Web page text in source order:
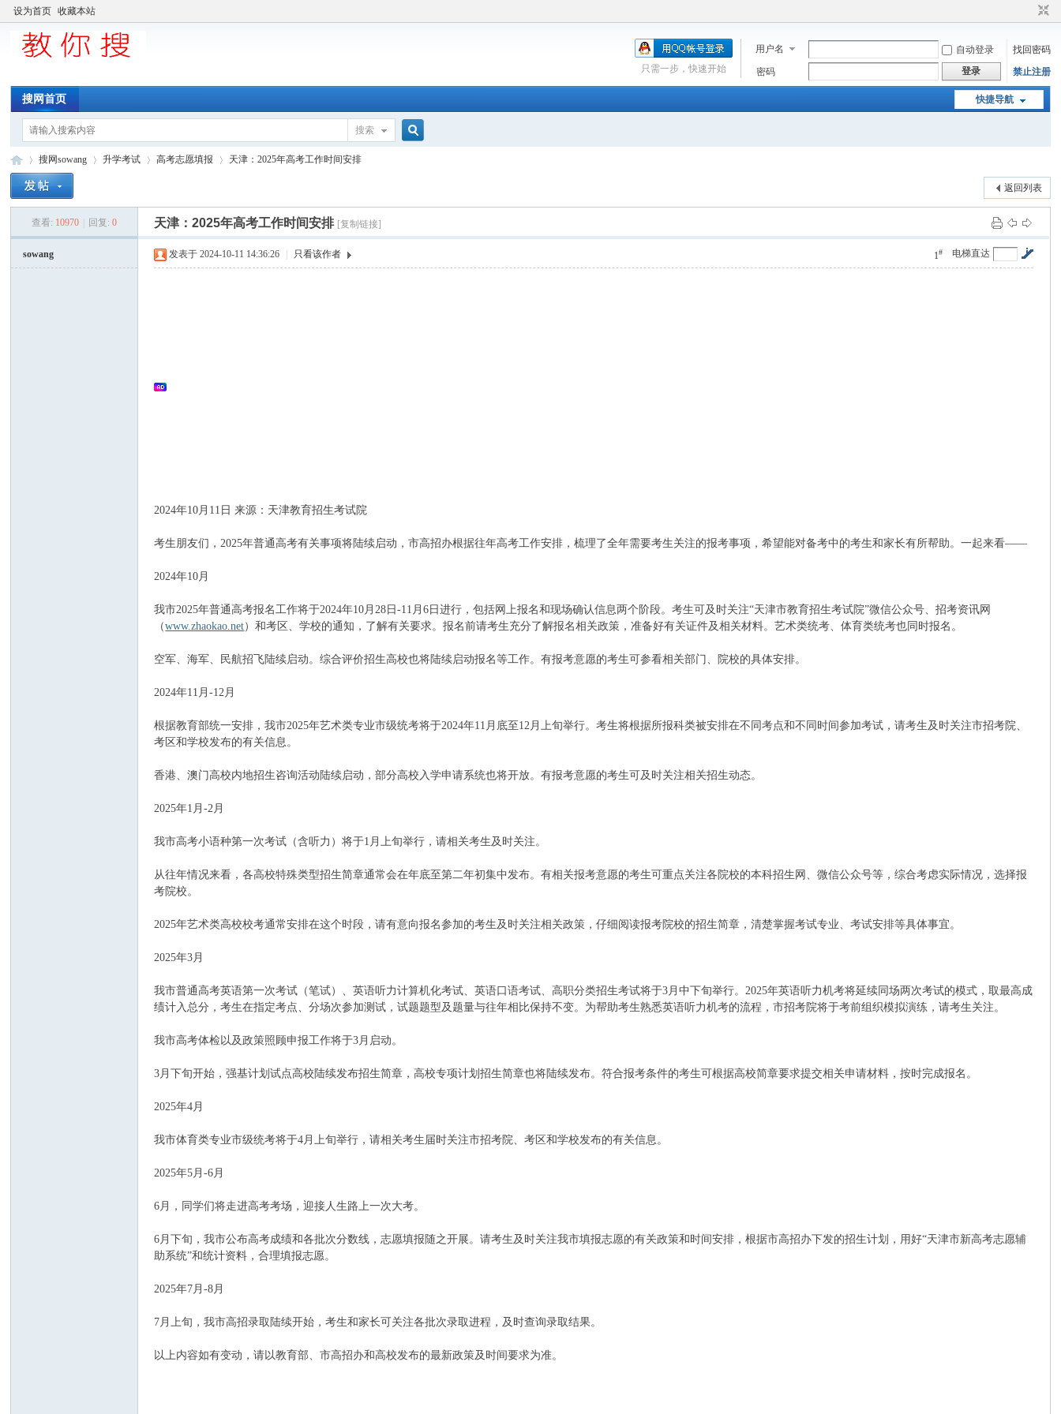
设为首页 收藏本站
用户名 自动登录
找回密码
密码
登录 禁止注册
只需一步，快速开始
快捷导航
搜网首页
搜索
搜网sowang
›
升学考试 高考志愿填报
›
天津：2025年高考工作时间安排
返回列表
查看: 10970 回复: 0 天津：2025年高考工作时间安排 [复制链接]
sowang 电梯直达
1#
发表于 2024-10-11 14:36:26 只看该作者
2024年10月11日 来源：天津教育招生考试院
考生朋友们，2025年普通高考有关事项将陆续启动，市高招办根据往年高考工作安排，梳理了全年需要考生关注的报考事项，希望能对备考中的考生和家长有所帮助。一起来看——
2024年10月
我市2025年普通高考报名工作将于2024年10月28日-11月6日进行，包括网上报名和现场确认信息两个阶段。考生可及时关注“天津市教育招生考试院”微信公众号、招考资讯网
（www.zhaokao.net）和考区、学校的通知，了解有关要求。报名前请考生充分了解报名相关政策，准备好有关证件及相关材料。艺术类统考、体育类统考也同时报名。
空军、海军、民航招飞陆续启动。综合评价招生高校也将陆续启动报名等工作。有报考意愿的考生可参看相关部门、院校的具体安排。
2024年11月-12月
根据教育部统一安排，我市2025年艺术类专业市级统考将于2024年11月底至12月上旬举行。考生将根据所报科类被安排在不同考点和不同时间参加考试，请考生及时关注市招考院、
考区和学校发布的有关信息。
香港、澳门高校内地招生咨询活动陆续启动，部分高校入学申请系统也将开放。有报考意愿的考生可及时关注相关招生动态。
2025年1月-2月
我市高考小语种第一次考试（含听力）将于1月上旬举行，请相关考生及时关注。
从往年情况来看，各高校特殊类型招生简章通常会在年底至第二年初集中发布。有相关报考意愿的考生可重点关注各院校的本科招生网、微信公众号等，综合考虑实际情况，选择报
考院校。
2025年艺术类高校校考通常安排在这个时段，请有意向报名参加的考生及时关注相关政策，仔细阅读报考院校的招生简章，清楚掌握考试专业、考试安排等具体事宜。
2025年3月
我市普通高考英语第一次考试（笔试）、英语听力计算机化考试、英语口语考试、高职分类招生考试将于3月中下旬举行。2025年英语听力机考将延续同场两次考试的模式，取最高成
绩计入总分，考生在指定考点、分场次参加测试，试题题型及题量与往年相比保持不变。为帮助考生熟悉英语听力机考的流程，市招考院将于考前组织模拟演练，请考生关注。
我市高考体检以及政策照顾申报工作将于3月启动。
3月下旬开始，强基计划试点高校陆续发布招生简章，高校专项计划招生简章也将陆续发布。符合报考条件的考生可根据高校简章要求提交相关申请材料，按时完成报名。
2025年4月
我市体育类专业市级统考将于4月上旬举行，请相关考生届时关注市招考院、考区和学校发布的有关信息。
2025年5月-6月
6月，同学们将走进高考考场，迎接人生路上一次大考。
6月下旬，我市公布高考成绩和各批次分数线，志愿填报随之开展。请考生及时关注我市填报志愿的有关政策和时间安排，根据市高招办下发的招生计划，用好“天津市新高考志愿辅
助系统”和统计资料，合理填报志愿。
2025年7月-8月
7月上旬，我市高招录取陆续开始，考生和家长可关注各批次录取进程，及时查询录取结果。
以上内容如有变动，请以教育部、市高招办和高校发布的最新政策及时间要求为准。